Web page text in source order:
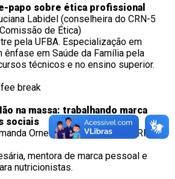
papo sobre ética profissional
Labidel(conselheira do CRN-5
de Ética)
pela UFBA. Especialização em
ênfase em Saúde da Família pela
técnicos e no ensino superior.
break
na massa: trabalhando marca
sociais
Ornelas(conselheira do CRN-
mentora de marca pessoal e
nutricionistas.